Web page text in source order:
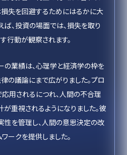
損失を回避するためにはるかに大
ば、投資の場面では、損失を取り
行動が観察されます。
の業績は、心理学と経済学の枠を
の議論にまで広がりました。プロ
用されるにつれ、人間の不合理
重視されるようになりました。彼
性を管理し、人間の意思決定の改
ークを提供しました。